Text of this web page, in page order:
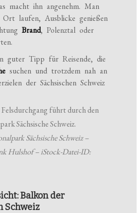
macht ihn angenehm. Man
laufen, Ausblicke genießen
Brand, Polenztal oder
guter Tipp für Reisende, die
suchen und trotzdem nah an
der Sächsischen Schweiz
Sächsische Schweiz –
Hulshof – iStock-Datei-ID:
Balkon der
Schweiz